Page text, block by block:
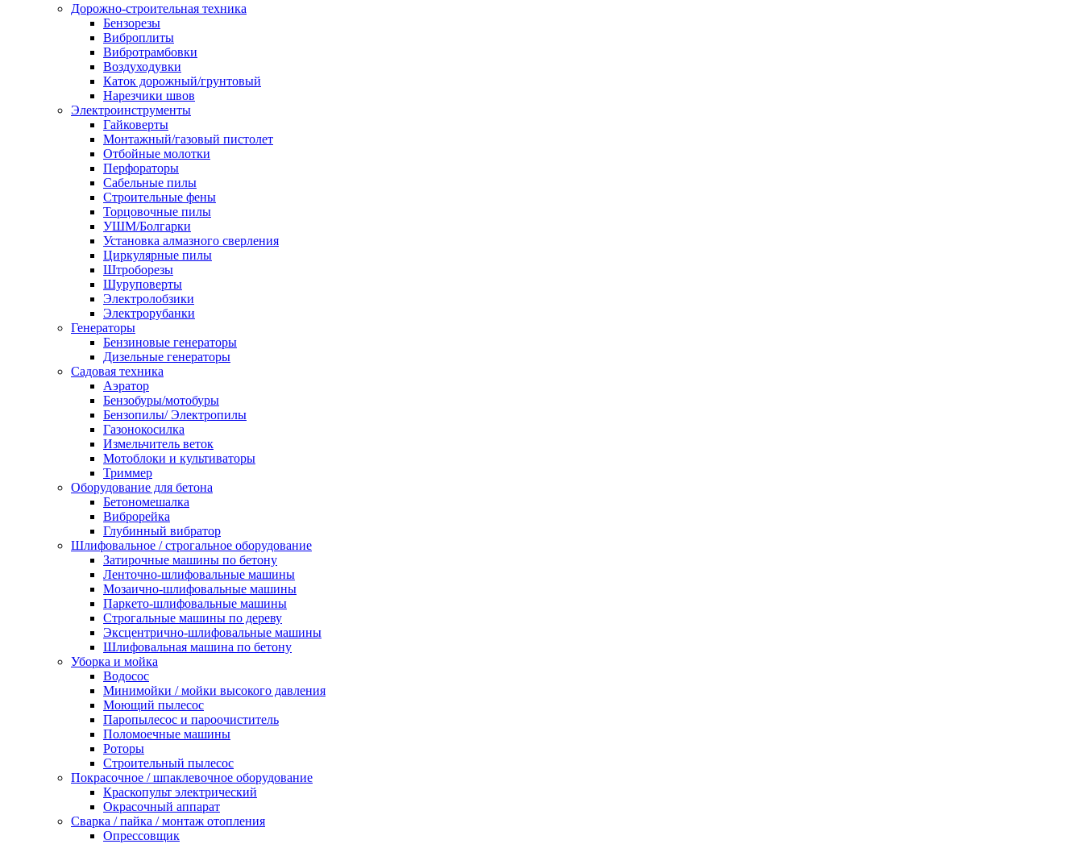
Дорожно-строительная техника
Бензорезы
Виброплиты
Вибротрамбовки
Воздуходувки
Каток дорожный/грунтовый
Нарезчики швов
Электроинструменты
Гайковерты
Монтажный/газовый пистолет
Отбойные молотки
Перфораторы
Сабельные пилы
Строительные фены
Торцовочные пилы
УШМ/Болгарки
Установка алмазного сверления
Циркулярные пилы
Штроборезы
Шуруповерты
Электролобзики
Электрорубанки
Генераторы
Бензиновые генераторы
Дизельные генераторы
Садовая техника
Аэратор
Бензобуры/мотобуры
Бензопилы/ Электропилы
Газонокосилка
Измельчитель веток
Мотоблоки и культиваторы
Триммер
Оборудование для бетона
Бетономешалка
Виброрейка
Глубинный вибратор
Шлифовальное / строгальное оборудование
Затирочные машины по бетону
Ленточно-шлифовальные машины
Мозаично-шлифовальные машины
Паркето-шлифовальные машины
Строгальные машины по дереву
Эксцентрично-шлифовальные машины
Шлифовальная машина по бетону
Уборка и мойка
Водосос
Минимойки / мойки высокого давления
Моющий пылесос
Паропылесос и пароочиститель
Поломоечные машины
Роторы
Строительный пылесос
Покрасочное / шпаклевочное оборудование
Краскопульт электрический
Окрасочный аппарат
Сварка / пайка / монтаж отопления
Опрессовщик